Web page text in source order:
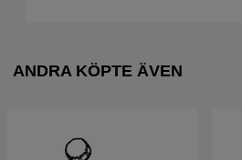
ANDRA KÖPTE ÄVEN